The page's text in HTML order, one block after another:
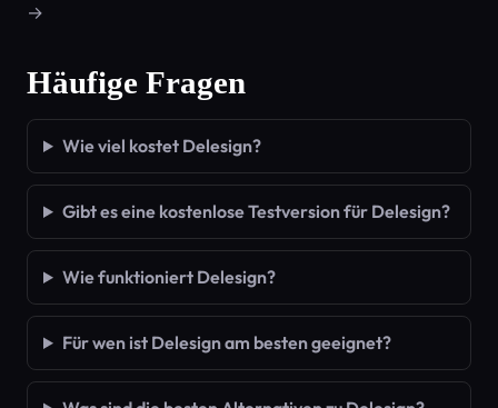
→
Häufige Fragen
Wie viel kostet Delesign?
Gibt es eine kostenlose Testversion für Delesign?
Wie funktioniert Delesign?
Für wen ist Delesign am besten geeignet?